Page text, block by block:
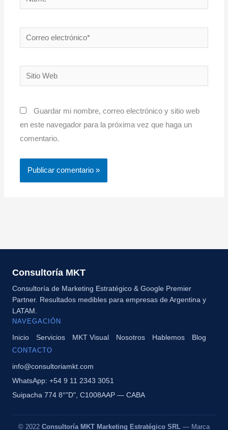
Correo
electrónico*
Sitio
Web
Guardar mi nombre, correo electrónico y sitio web
en este navegador para la próxima vez que haga un
comentario.
Consultoría MKT
Consultoría de Marketing Estratégico & Google Premier
Partner. Resultados medibles para empresas de Argentina y
LATAM.
NAVEGACIÓN
Inicio Servicios MKT Visual Nosotros Hablemos Blog
CONTACTO
info@consultoriamkt.com
WhatsApp: +54 9 11 2343 3051
Suipacha 774 8°"D", C1008AAP — CABA
© 2022 Consultoría MKT Marketing Estratégico SRL — Marca